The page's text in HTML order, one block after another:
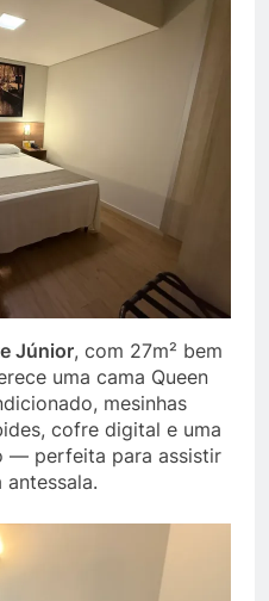
Júnior, com 27m² bem
uma cama Queen
mesinhas
cofre digital e uma
— perfeita para assistir